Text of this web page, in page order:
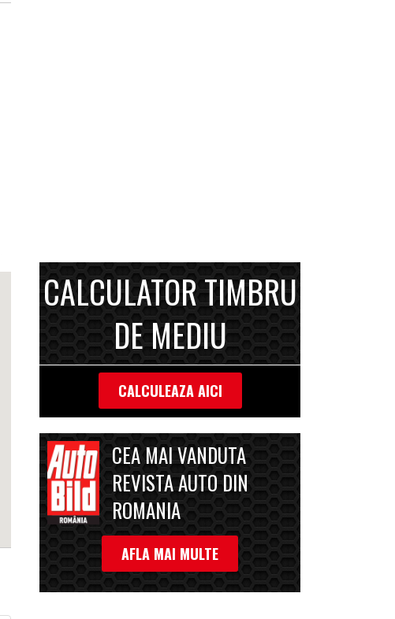
CALCULATOR TIMBRU
DE MEDIU
CALCULEAZA AICI
CEA MAI VANDUTA
REVISTA AUTO DIN
ROMANIA
AFLA MAI MULTE